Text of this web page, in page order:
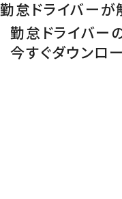
勤怠ドライバーが
勤怠ドライバー
今すぐダウンロー